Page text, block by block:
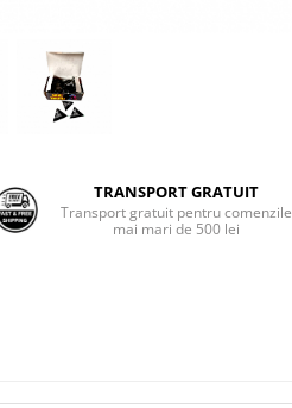
TRANSPORT GRATUIT
Transport gratuit pentru comenzile
mai mari de 500 lei